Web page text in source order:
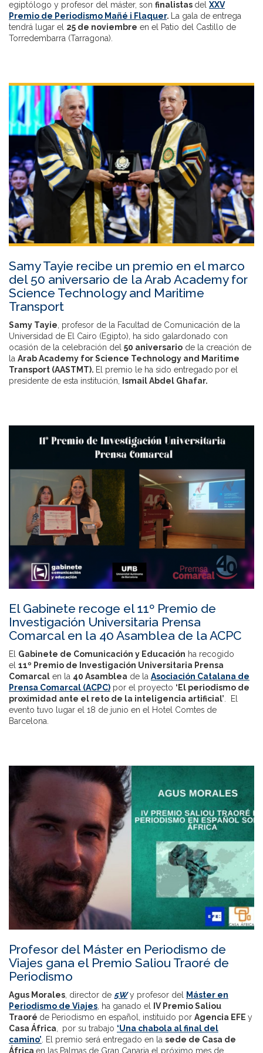
egiptólogo y profesor del máster, son finalistas del XXV
Premio de Periodismo Mañé i Flaquer.
La gala de entrega
tendrá lugar el 25 de noviembre en el Patio del Castillo de
Torredembarra (Tarragona).
Samy Tayie recibe un premio en el marco
del 50 aniversario de la Arab Academy for
Science Technology and Maritime
Transport
Samy Tayie , profesor de la Facultad de Comunicación de la
Universidad de El Cairo (Egipto), ha sido galardonado con
ocasión de la celebración del 50 aniversario de la creación de
la Arab Academy for Science Technology and Maritime
Transport (AASTMT). El premio le ha sido entregado por el
presidente de esta institución,
Ismail Abdel Ghafar.
El Gabinete recoge el 11º Premio de
Investigación Universitaria Prensa
Comarcal en la 40 Asamblea de la ACPC
El Gabinete de Comunicación y Educación ha recogido
el 11º Premio de Investigación Universitaria Prensa
Comarcal en la 40 Asamblea de la Asociación Catalana de
Prensa Comarcal (ACPC) por el proyecto ‘El periodismo de
proximidad ante el reto de la inteligencia artificial’. El
evento tuvo lugar el 18 de junio en el Hotel Comtes de
Barcelona.
Profesor del Máster en Periodismo de
Viajes gana el Premio Saliou Traoré de
Periodismo
Agus Morales , director de 5Wy profesor del
Máster en
Periodismo de Viajes , ha ganado el
IV Premio Saliou
Traoré de Periodismo en español, instituido por Agencia EFE y
Casa África
por su trabajo ‘Una chabola al final del
camino’ . El premio será entregado en la sede de Casa de
África en las Palmas de Gran Canaria el próximo mes de